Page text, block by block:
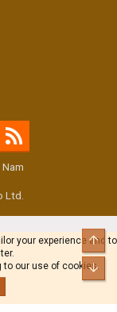
Ltd.
your experience and to
our use of cookies.
Top